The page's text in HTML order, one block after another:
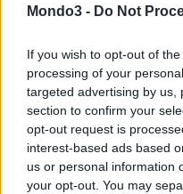
Mondo3 - Do Not
If you wish to opt-out of
processing of your
targeted advertising by us,
section to confirm your
opt-out request is
interest-based ads based
us or personal information
your opt-out. You may
informatica (PiBS), avviato
universitaria
strutture analoghe: cinque
percorso duale che porta in
che comprende anche
Quota elevata di